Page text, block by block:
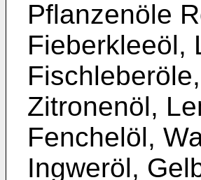
Pflanzenöle
Fieberkleeöl,
Zitronenöl,
Fenchelöl,
Ingweröl,